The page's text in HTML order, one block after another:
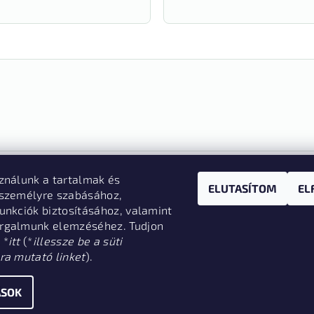
megnyomásával Ön elektronikus úton elállási
az elállási funkcióval kapcsolatban az
a tartalmak és
szabásához,
biztosításához, valamint
elemzéséhez. Tudjon
*itt(*illessze be a süti
mutató linket).
ELUTASÍTOM